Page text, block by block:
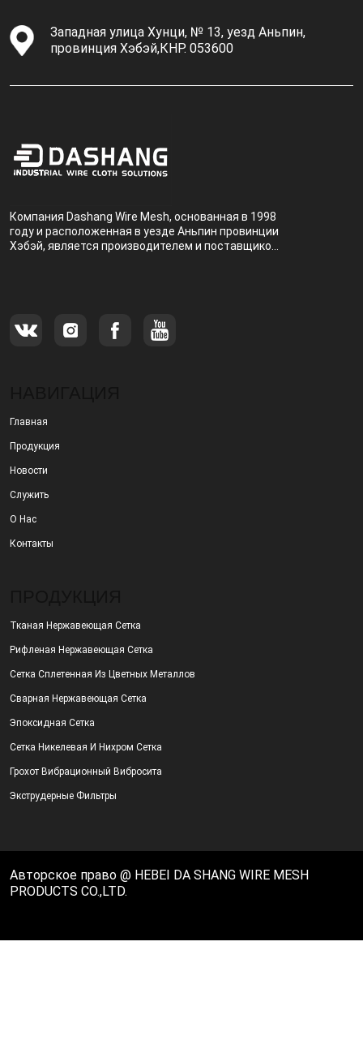
Западная улица Хунци, № 13, уезд Аньпин,
провинция Хэбэй,КНР. 053600
Компания Dashang Wire Mesh, основанная в 1998
году и расположенная в уезде Аньпин провинции
Хэбэй, является производителем и поставщиком,
Главная
Продукция
Новости
Служить
О Нас
Контакты
Тканая Нержавеющая Сетка
Рифленая Нержавеющая Сетка
Сетка Сплетенная Из Цветных Металлов
Сварная Нержавеющая Сетка
Эпоксидная Сетка
Сетка Никелевая И Нихром Сетка
Грохот Вибрационный Вибросита
Экструдерные Фильтры
Авторское право @ HEBEI DA SHANG WIRE MESH
PRODUCTS CO.,LTD.